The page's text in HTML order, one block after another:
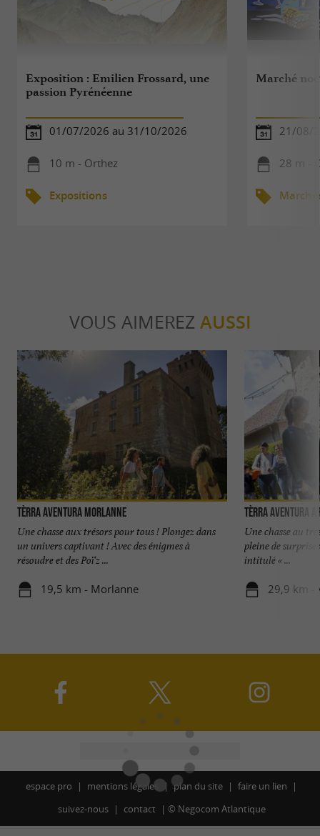
Exposition : Emilien Frossard, une
passion Pyrénéenne
01/07/2026 au 31/10/2026
10 m - Orthez
Expositions
Marché
21/08/
28 m -
VOUS AIMEREZ AUSSI
Tèrra Aventura Morlanne
Une chasse aux trésors pour tous ! Plongez dans
un univers captivant ! Avec des énigmes à
résoudre et des Poï'z ...
19,5 km - Morlanne
Tèrra Aventura
Une chasse au
pleine de
intitulé « ...
29,9 km -
espace pro mentions légales plan du site
faire un lien
suivez-nous
contact © Negocom Atlantique